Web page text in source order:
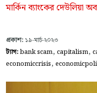
মার্কিন ব্যাংকের দেউলিয়া
প্রকাশ: ১৯-মার্চ-২০২৩
ট্যাগ:bank scam, capitalism,
economiccrisis,